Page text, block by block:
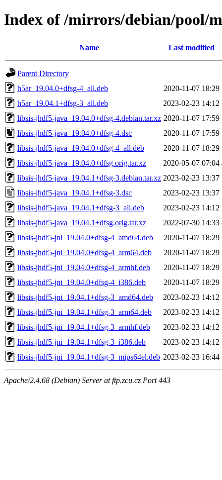
Index of /mirrors/debian/pool/
Name Last modified
Parent Directory
h5ar_19.04.0+dfsg-4_all.deb
2020-11-07 18:29
h5ar_19.04.1+dfsg-3_all.deb
2023-02-23 14:12
libsis-jhdf5-java_19.04.0+dfsg-4.debian.tar.xz 2020-11-07 17:59
libsis-jhdf5-java_19.04.0+dfsg-4.dsc
2020-11-07 17:59
libsis-jhdf5-java_19.04.0+dfsg-4_all.deb
2020-11-07 18:29
libsis-jhdf5-java_19.04.0+dfsg.orig.tar.xz
2020-05-07 07:04
libsis-jhdf5-java_19.04.1+dfsg-3.debian.tar.xz 2023-02-23 13:37
libsis-jhdf5-java_19.04.1+dfsg-3.dsc
2023-02-23 13:37
libsis-jhdf5-java_19.04.1+dfsg-3_all.deb
2023-02-23 14:12
libsis-jhdf5-java_19.04.1+dfsg.orig.tar.xz
2022-07-30 14:33
libsis-jhdf5-jni_19.04.0+dfsg-4_amd64.deb
2020-11-07 18:29
libsis-jhdf5-jni_19.04.0+dfsg-4_arm64.deb
2020-11-07 18:29
libsis-jhdf5-jni_19.04.0+dfsg-4_armhf.deb
2020-11-07 18:29
libsis-jhdf5-jni_19.04.0+dfsg-4_i386.deb
2020-11-07 18:29
libsis-jhdf5-jni_19.04.1+dfsg-3_amd64.deb
2023-02-23 14:12
libsis-jhdf5-jni_19.04.1+dfsg-3_arm64.deb
2023-02-23 14:12
libsis-jhdf5-jni_19.04.1+dfsg-3_armhf.deb
2023-02-23 14:12
libsis-jhdf5-jni_19.04.1+dfsg-3_i386.deb
2023-02-23 14:12
libsis-jhdf5-jni_19.04.1+dfsg-3_mips64el.deb 2023-02-23 16:44
Apache/2.4.68 (Debian) Server at ftp.zcu.cz Port 443